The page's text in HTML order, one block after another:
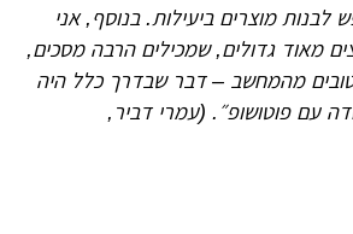
לבנות מוצרים ביעילות. בנוסף, אני
מאוד גדולים, שמכילים הרבה מסכים,
טובים מהמחשב – דבר שבדרך כלל היה
עם פוטושופ״. (עמרי דביר,